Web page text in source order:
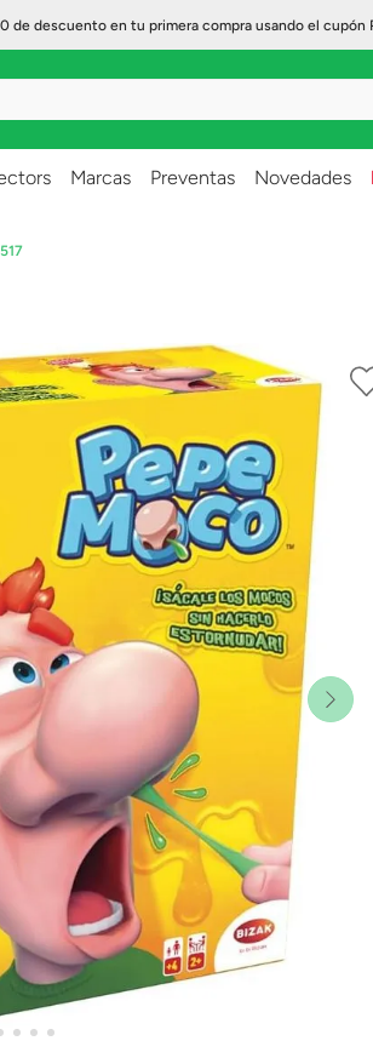
de descuento en tu primera compra usando el cupón
Marcas Preventas Novedades